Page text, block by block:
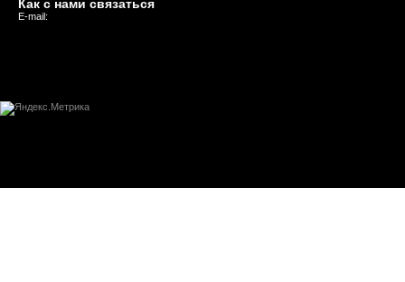
Как с нами связаться
E-mail: